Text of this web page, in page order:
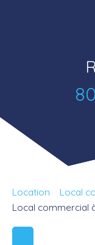
Location Local
Local commercial